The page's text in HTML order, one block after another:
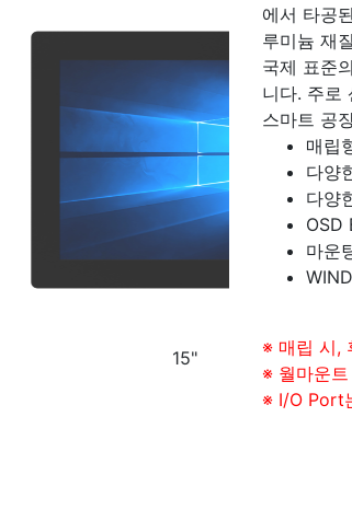
에서 타공
루미늄 재
국제 표준
니다. 주로
스마트 공
매립
다양
다양
OSD
마운
※ 매립 시,
※ 월마운
※ I/O Port